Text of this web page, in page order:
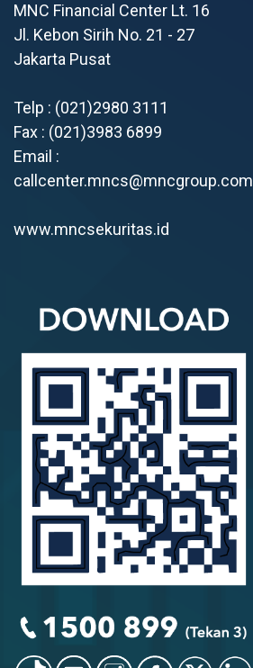
MNC Financial Center Lt. 16
Jl. Kebon Sirih No. 21 - 27
Jakarta Pusat
Telp : (021)2980 3111
Fax : (021)3983 6899
Email :
callcenter.mncs@mncgroup.com
www.mncsekuritas.id